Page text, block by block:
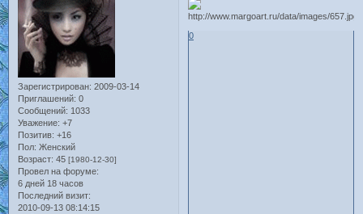
Зарегистрирован: 2009-03-14
Приглашений: 0
Сообщений: 1033
Уважение: +7
Позитив: +16
Пол: Женский
Возраст: 45 [1980-12-30]
Провел на форуме:
6 дней 18 часов
Последний визит:
2010-09-13 08:14:15
0